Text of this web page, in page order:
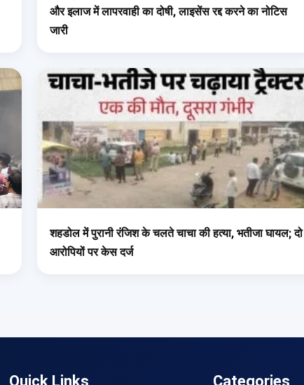
और इलाज में लापरवाही का दोषी, लाइसेंस रद्द करने का नोटिस
जारी
शहडोल में पुरानी रंजिश के चलते चाचा की हत्या, भतीजा घायल; दो
आरोपियों पर केस दर्ज
Quick Links Categories